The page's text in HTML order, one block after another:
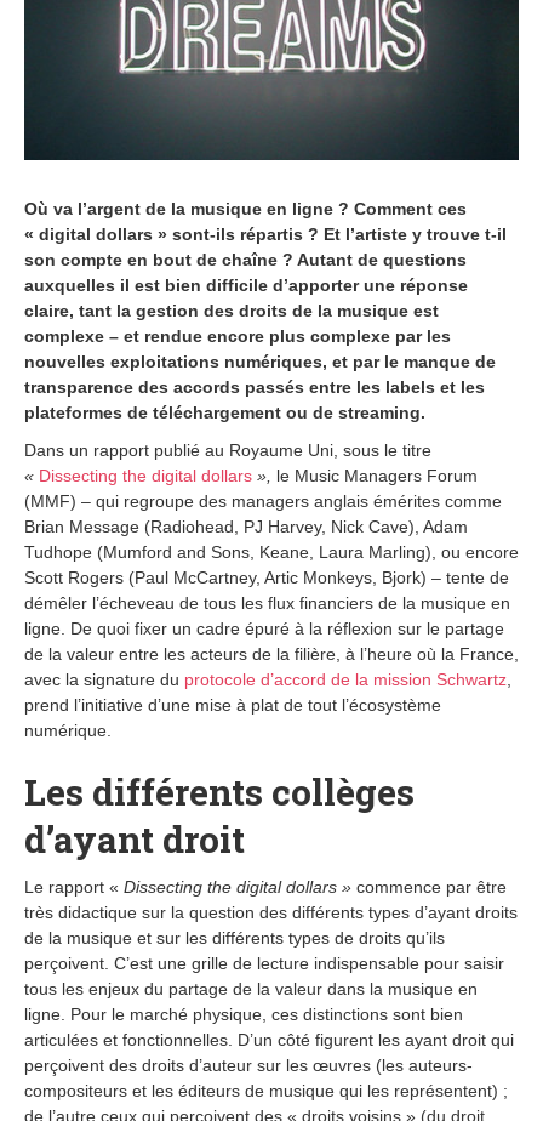
Où va l’argent de la musique en ligne ? Comment ces
« digital dollars » sont-ils répartis ? Et l’artiste y trouve t-il
son compte en bout de chaîne ? Autant de questions
auxquelles il est bien difficile d’apporter une réponse
claire, tant la gestion des droits de la musique est
complexe – et rendue encore plus complexe par les
nouvelles exploitations numériques, et par le manque de
transparence des accords passés entre les labels et les
plateformes de téléchargement ou de streaming.
Dans un rapport publié au Royaume Uni, sous le titre
« Dissecting the digital dollars », le Music Managers Forum
(MMF) – qui regroupe des managers anglais émérites comme
Brian Message (Radiohead, PJ Harvey, Nick Cave), Adam
Tudhope (Mumford and Sons, Keane, Laura Marling), ou encore
Scott Rogers (Paul McCartney, Artic Monkeys, Bjork) – tente de
démêler l’écheveau de tous les flux financiers de la musique en
ligne. De quoi fixer un cadre épuré à la réflexion sur le partage
de la valeur entre les acteurs de la filière, à l’heure où la France,
avec la signature du protocole d’accord de la mission Schwartz
prend l’initiative d’une mise à plat de tout l’écosystème
numérique.
Les différents collèges
d’ayant droit
Le rapport « Dissecting the digital dollars » commence par être
très didactique sur la question des différents types d’ayant droits
de la musique et sur les différents types de droits qu’ils
perçoivent. C’est une grille de lecture indispensable pour saisir
tous les enjeux du partage de la valeur dans la musique en
ligne. Pour le marché physique, ces distinctions sont bien
articulées et fonctionnelles. D’un côté figurent les ayant droit qui
perçoivent des droits d’auteur sur les œuvres (les auteurs-
compositeurs et les éditeurs de musique qui les représentent) ;
de l’autre ceux qui perçoivent des « droits voisins » (du droit